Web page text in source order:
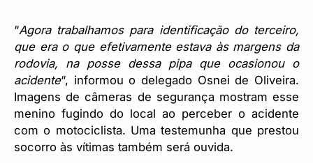
“Agora trabalhamos para identificação do terceiro,
que era o que efetivamente estava às margens da
rodovia, na posse dessa pipa que ocasionou o
acidente“, informou o delegado Osnei de Oliveira.
Imagens de câmeras de segurança mostram esse
menino fugindo do local ao perceber o acidente
com o motociclista. Uma testemunha que prestou
socorro às vítimas também será ouvida.